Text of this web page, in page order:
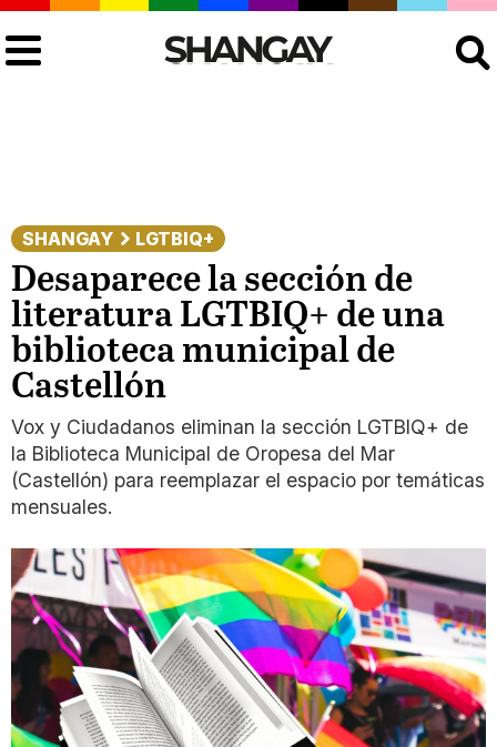
SHANGAY LGTBIQ+
Desaparece la sección de
literatura LGTBIQ+ de una
biblioteca municipal de
Castellón
Vox y Ciudadanos eliminan la sección LGTBIQ+ de
la Biblioteca Municipal de Oropesa del Mar
(Castellón) para reemplazar el espacio por temáticas
mensuales.